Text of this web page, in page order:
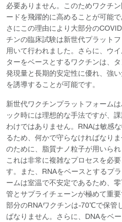
必要ありません。このためワクチ
ードを飛躍的に高めることが可能で
さにこの理由により大部分の
チンの臨床試験は新世代プラット
用いて行われました。さらに、ウ
ターをベースとするワクチンは、
発現量と長期的安定性に優れ、強
を誘導することが可能です。
新世代ワクチンプラットフォームは
ック時には理想的な手法ですが、
わけではありません。RNAは敏感
るため、何かで守らなければなり
のために、脂質ナノ粒子が用いられ
これは非常に複雑なプロセスを必要
す。また、RNAをベースとするプ
ームは室温で不安定であるため、
管とサプライチェーンが極めて重
部分のRNAワクチンは-70℃で保管
ばなりません。さらに、DNAをベ